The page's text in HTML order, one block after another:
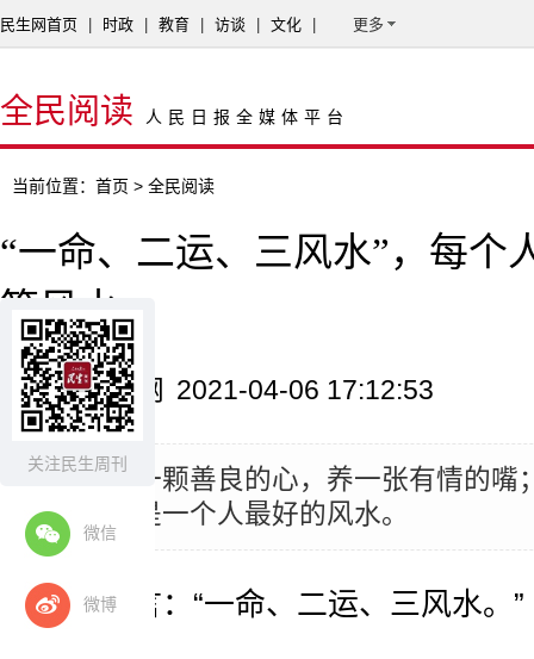
关注民生周刊
微信
微博
民生网首页 时政 教育 访谈 文化 更多
全民阅读 人民日报全媒体平台
当前位置： 首页 > 全民阅读
“一命、二运、三风水”，每个
等风水
来源：民生网 2021-04-06 17:12:53
摘要：修一颗善良的心，养一张有情的嘴
有品，就是一个人最好的风水。
古语有言：“一命、二运、三风水。”